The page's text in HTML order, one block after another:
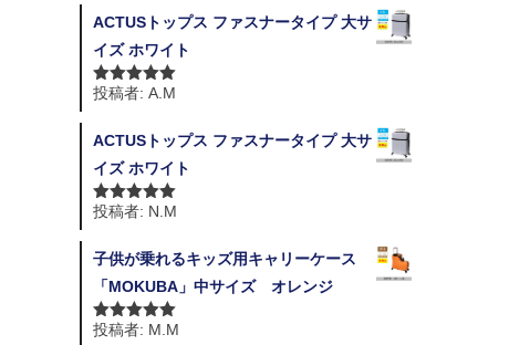
ACTUSトップス ファスナータイプ 大サ
イズ ホワイト
5段階中 5の
投稿者: A.M
ACTUSトップス ファスナータイプ 大サ
イズ ホワイト
5段階中 5の
投稿者: N.M
子供が乗れるキッズ用キャリーケース
「MOKUBA」中サイズ オレンジ
5段階中 5の
投稿者: M.M